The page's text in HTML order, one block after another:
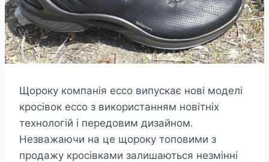
Щороку компанія ecco випускає нові моделі
кросівок ecco з використанням новітніх
технологій і передовим дизайном.
Незважаючи на це щороку топовими з
продажу кросівками залишаються незмінні